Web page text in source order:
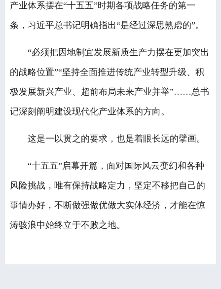
产业体系摆在“十五五”时期各项战略任务的第一
条，习近平总书记明确指出“是经过深思熟虑的”。
“必须把因地制宜发展新质生产力摆在更加突出
的战略位置”“坚持全面推进传统产业转型升级、积
极发展新兴产业、超前布局未来产业并举”……总书
记深刻阐明建设现代化产业体系的方向。
这是一以贯之的要求，也是着眼长远的擘画。
“十五五”启幕开篇，面对国际风云变幻和各种
风险挑战，唯有保持战略定力，坚定不移把自己的
事情办好，不断做强做优做大实体经济，才能在惊
涛骇浪中始终立于不败之地。